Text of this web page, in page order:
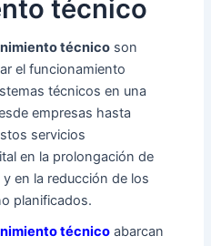
técnico
técnicoson
el funcionamiento
técnicos en una
empresas hasta
servicios
en la prolongación de
en la reducción de los
planificados.
técnicoabarcan